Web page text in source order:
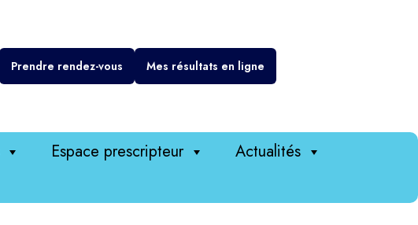
Prendre rendez-vous Mes résultats en ligne
Espace prescripteur
Actualités